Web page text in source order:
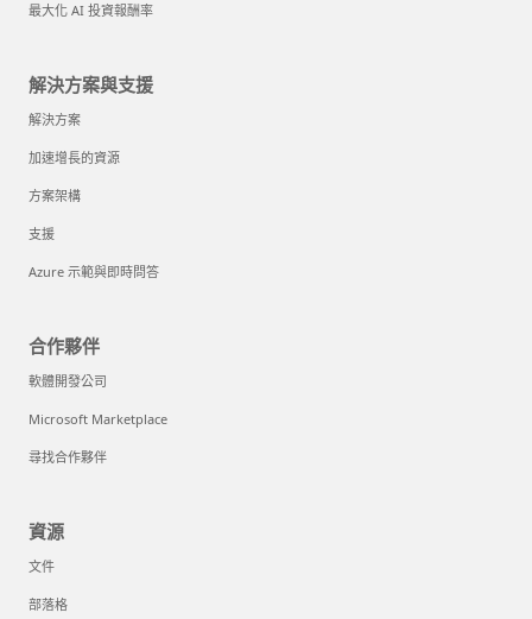
最大化 AI 投資報酬率
解決方案與支援
解決方案
加速增長的資源
方案架構
支援
Azure 示範與即時問答
合作夥伴
軟體開發公司
Microsoft Marketplace
尋找合作夥伴
資源
文件
部落格